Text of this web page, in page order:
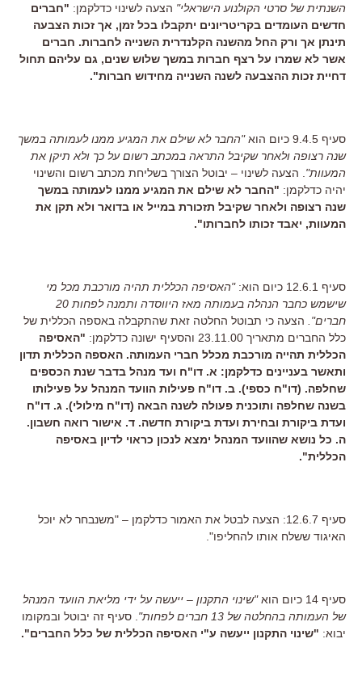
השנתית של סרטי הקולנוע הישראלי" הצעה לשינוי כדלקמן: "חברים
חדשים העומדים בקריטריונים יתקבלו בכל זמן, אך זכות הצבעה
תינתן אך ורק החל מהשנה הקלנדרית השנייה לחברות. חברים
אשר לא שמרו על רצף חברות במשך שלוש שנים, גם עליהם תחול
דחיית זכות ההצבעה לשנה השנייה מחידוש חברות".
סעיף 9.4.5 כיום הוא
"החבר לא שילם את המגיע ממנו לעמותה במשך
שנה רצופה ולאחר שקיבל התראה במכתב רשום על כך ולא תיקן את
המעוות" . הצעה לשינוי – יבוטל הצורך בשליחת מכתב רשום והשינוי
יהיה כדלקמן: "החבר לא שילם את המגיע ממנו לעמותה במשך
שנה רצופה ולאחר שקיבל תזכורת במייל או בדואר ולא תקן את
המעוות, יאבד זכותו לחברותו".
סעיף 12.6.1 כיום הוא:
"האסיפה הכללית תהיה מורכבת מכל מי
שישמש כחבר הנהלה בעמותה מאז היווסדה ותמנה לפחות 20
חברים".
הצעה כי תבוטל החלטה זאת שהתקבלה באספה הכללית של
כלל החברים מתאריך 23.11.00 והסעיף ישונה כדלקמן:
"האסיפה
הכללית תהייה מורכבת מכלל חברי העמותה. האספה הכללית תדון
ותאשר בעניינים כדלקמן: א. דו"ח ועד מנהל בדבר שנת הכספים
שחלפה. (דו"ח כספי). ב. דו"ח פעילות הוועד המנהל על פעילותו
בשנה שחלפה ותוכנית פעולה לשנה הבאה (דו"ח מילולי). ג. דו"ח
ועדת ביקורת ובחירת ועדת ביקורת חדשה. ד. אישור רואה חשבון.
ה. כל נושא שהוועד המנהל ימצא לנכון כראוי לדיון באסיפה
הכללית".
סעיף 12.6.7: הצעה לבטל את האמור כדלקמן – "משנבחר לא יוכל
האיגוד ששלח אותו להחליפו".
סעיף 14 כיום הוא
"שינוי התקנון – ייעשה על ידי מליאת הוועד המנהל
של העמותה בהחלטה של 13 חברים לפחות"
. סעיף זה יבוטל ובמקומו
יבוא: "שינוי התקנון ייעשה ע"י האסיפה הכללית של כלל החברים".